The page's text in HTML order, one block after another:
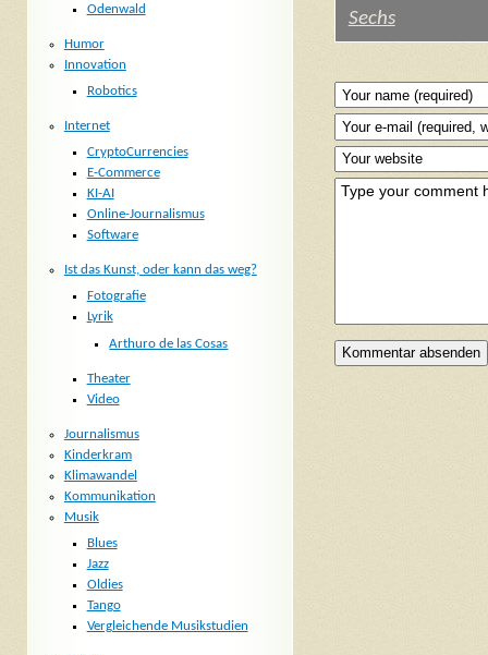
Sechs
Odenwald
Humor
Innovation
Robotics
Internet
CryptoCurrencies
E-Commerce
KI-AI
Online-Journalismus
Software
Ist das Kunst, oder kann das weg?
Fotografie
Lyrik
Arthuro de las Cosas
Theater
Video
Journalismus
Kinderkram
Klimawandel
Kommunikation
Musik
Blues
Jazz
Oldies
Tango
Vergleichende Musikstudien